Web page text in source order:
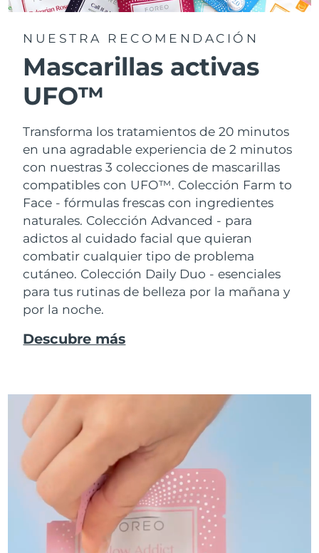
NUESTRA RECOMENDACIÓN
Mascarillas activas
UFO™
Transforma los tratamientos de 20 minutos
en una agradable experiencia de 2 minutos
con nuestras 3 colecciones de mascarillas
compatibles con UFO™. Colección Farm to
Face - fórmulas frescas con ingredientes
naturales. Colección Advanced - para
adictos al cuidado facial que quieran
combatir cualquier tipo de problema
cutáneo. Colección Daily Duo - esenciales
para tus rutinas de belleza por la mañana y
por la noche.
Descubre más